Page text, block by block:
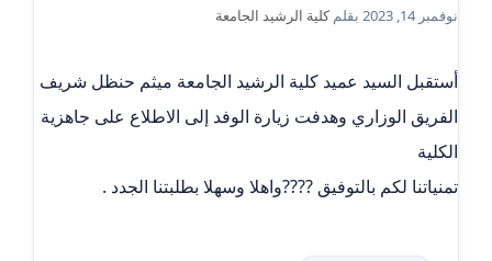
نوفمبر 14, 2023 بقلمكلية الرشيد الجامعة
أستقبل السيد عميد كلية الرشيد الجامعة ميثم حنظل شريف
الفريق الوزاري وهدفت زيارة الوفد إلى الاطلاع على جاهزية
الكلية
تمنياتنا لكم بالتوفيق ????واهلا وسهلا بطلبتنا الجدد .